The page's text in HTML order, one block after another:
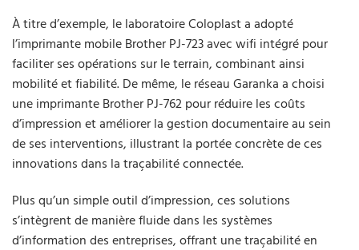
À titre d’exemple, le laboratoire Coloplast a adopté
l’imprimante mobile Brother PJ-723 avec wifi intégré pour
faciliter ses opérations sur le terrain, combinant ainsi
mobilité et fiabilité. De même, le réseau Garanka a choisi
une imprimante Brother PJ-762 pour réduire les coûts
d’impression et améliorer la gestion documentaire au sein
de ses interventions, illustrant la portée concrète de ces
innovations dans la traçabilité connectée.
Plus qu’un simple outil d’impression, ces solutions
s’intègrent de manière fluide dans les systèmes
d’information des entreprises, offrant une traçabilité en